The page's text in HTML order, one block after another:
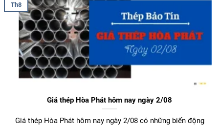
Giá thép Hòa Phát hôm nay ngày 2/08
Giá thép Hòa Phát hôm nay ngày 2/08 có những biến động
Th8